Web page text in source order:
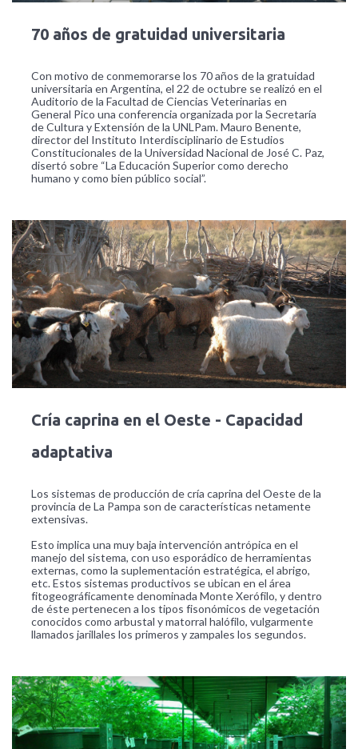
70 años de gratuidad universitaria
Con motivo de conmemorarse los 70 años de la gratuidad
universitaria en Argentina, el 22 de octubre se realizó en el
Auditorio de la Facultad de Ciencias Veterinarias en
General Pico una conferencia organizada por la Secretaría
de Cultura y Extensión de la UNLPam. Mauro Benente,
director del Instituto Interdisciplinario de Estudios
Constitucionales de la Universidad Nacional de José C. Paz,
disertó sobre “La Educación Superior como derecho
humano y como bien público social”.
Cría caprina en el Oeste - Capacidad
adaptativa
Los sistemas de producción de cría caprina del Oeste de la
provincia de La Pampa son de características netamente
extensivas.
Esto implica una muy baja intervención antrópica en el
manejo del sistema, con uso esporádico de herramientas
externas, como la suplementación estratégica, el abrigo,
etc. Estos sistemas productivos se ubican en el área
fitogeográficamente denominada Monte Xerófilo, y dentro
de éste pertenecen a los tipos fisonómicos de vegetación
conocidos como arbustal y matorral halófilo, vulgarmente
llamados jarillales los primeros y zampales los segundos.